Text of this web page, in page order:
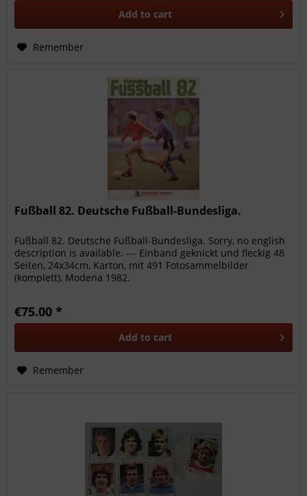
Add to cart
Remember
Fußball 82. Deutsche Fußball-Bundesliga.
Fußball 82. Deutsche Fußball-Bundesliga. Sorry, no english
description is available. --- Einband geknickt und fleckig 48
Seiten, 24x34cm, Karton, mit 491 Fotosammelbilder
(komplett), Modena 1982.
€75.00 *
Add to cart
Remember